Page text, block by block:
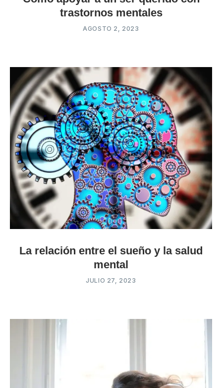
trastornos mentales
AGOSTO 2, 2023
La relación entre el sueño y la salud
mental
JULIO 27, 2023